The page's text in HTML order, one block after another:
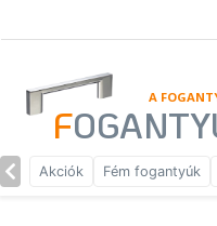
A
F
Akciók Fém fogantyúk